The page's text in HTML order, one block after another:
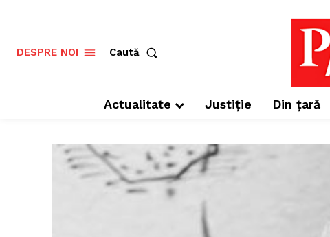
DESPRE NOI Caută
Actualitate Justiție Din țară